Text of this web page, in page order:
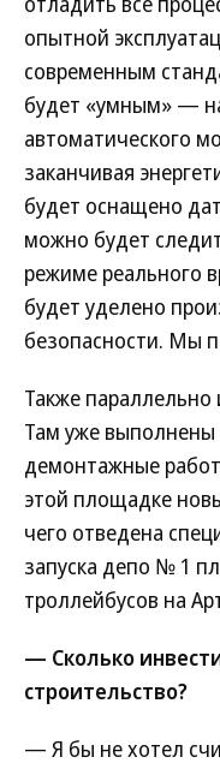
опытной
современным
будет «умным» —
автоматического
заканчивая
будет оснащено
можно будет
режиме реального
будет уделено
безопасности. Мы
Также
Там уже выполнены
демонтажные
этой площадке
чего отведена
запуска депо № 1
троллейбусов на
— Сколько
строительство?
— Я бы не хотел